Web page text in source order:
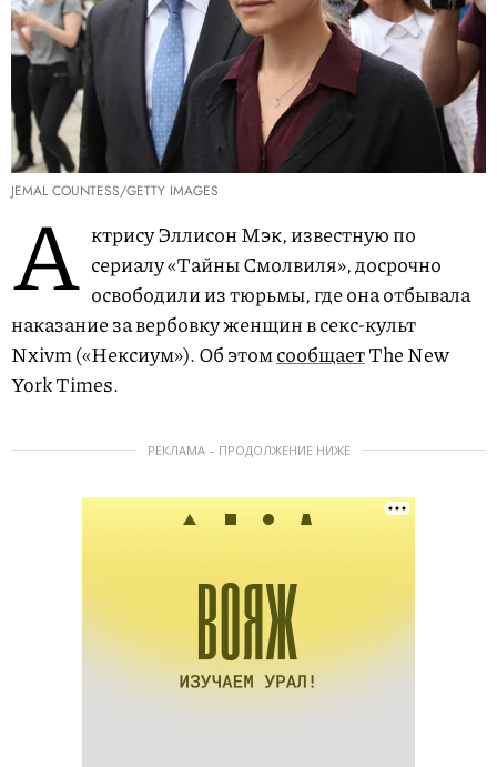
JEMAL COUNTESS/GETTY IMAGES
А ктрису Эллисон Мэк, известную по
сериалу «Тайны Смолвиля», досрочно
освободили из тюрьмы, где она отбывала
наказание за вербовку женщин в секс-культ
Nxivm («Нексиум»). Об этомсообщаетThe New
York Times.
РЕКЛАМА – ПРОДОЛЖЕНИЕ НИЖЕ